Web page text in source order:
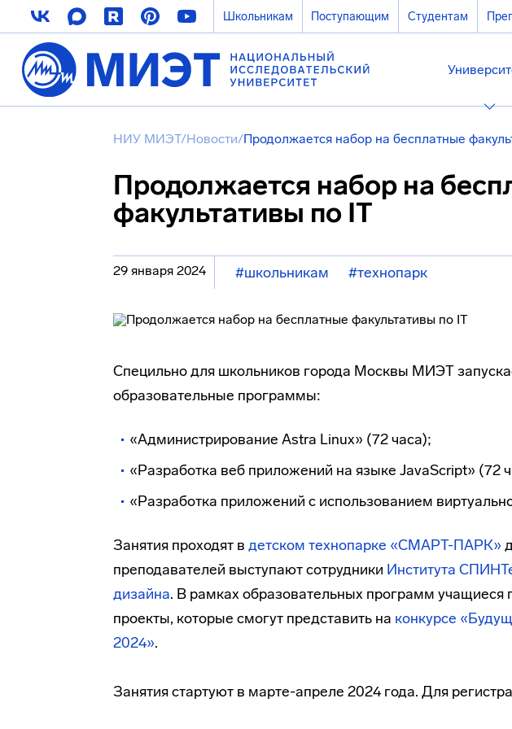
Школьникам Поступающим Студентам
НИУ МИЭТ/Новости/Продолжается набор на бесплатные
Продолжается набор на
факультативы по IT
29 января 2024 #школьникам #технопарк
Специльно для школьников города Москвы МИЭТ
образовательные программы:
«Администрирование Astra Linux» (72 часа);
«Разработка веб приложений на языке JavaScript» (72
«Разработка приложений с использованием
Занятия проходят в детском технопарке «СМАРТ-ПАРК»
преподавателей выступают сотрудники Института
дизайна. В рамках образовательных программ учащиеся
проекты, которые смогут представить на конкурсе
2024».
Занятия стартуют в марте-апреле 2024 года. Для